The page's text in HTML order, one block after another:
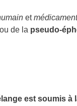
et
ou de la pseudo-
est soumis à